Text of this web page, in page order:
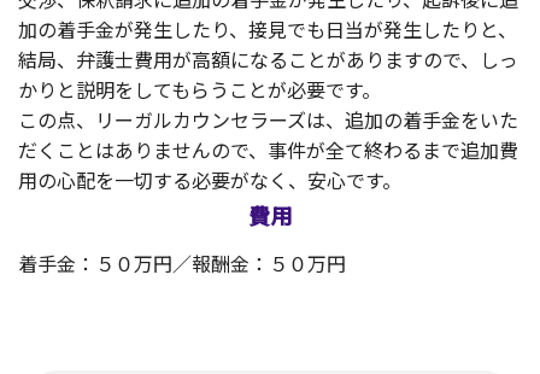
加の着手金が発生したり、接見でも日当が発生したりと、
結局、弁護士費用が高額になることがありますので、しっ
かりと説明をしてもらうことが必要です。
この点、リーガルカウンセラーズは、追加の着手金をいた
だくことはありませんので、事件が全て終わるまで追加費
用の心配を一切する必要がなく、安心です。
費用
着手金：５０万円／報酬金：５０万円